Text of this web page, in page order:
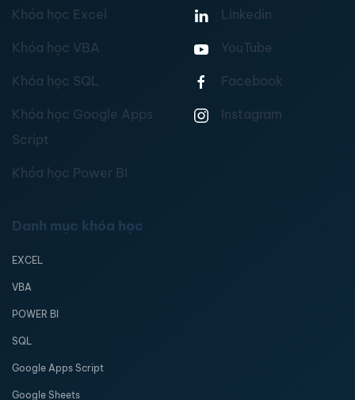
Khóa học Excel
Khóa học VBA
Khóa học SQL
Khóa học Google Apps
Script
Khóa học Power BI
Linkedin
YouTube
Facebook
Instagram
Danh mục khóa học
EXCEL
VBA
POWER BI
SQL
Google Apps Script
Google Sheets